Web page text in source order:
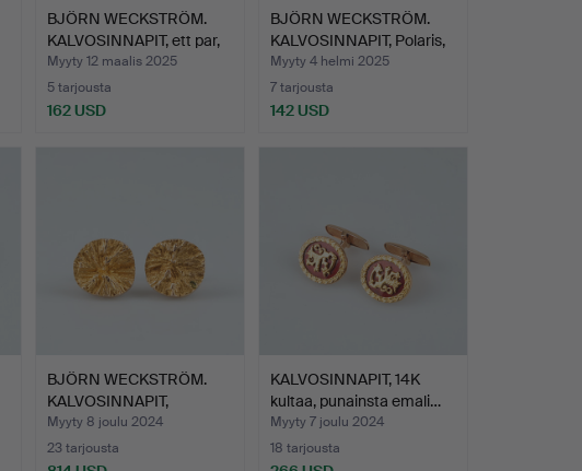
BJÖRN WECKSTRÖM.
KALVOSINNAPIT, ett par,
P…
Myyty 12 maalis 2025
5 tarjousta
162 USD
BJÖRN WECKSTRÖM.
KALVOSINNAPIT, Polaris,
h…
Myyty 4 helmi 2025
7 tarjousta
142 USD
BJÖRN WECKSTRÖM.
KALVOSINNAPIT,
Pirunpyörä…
Myyty 8 joulu 2024
23 tarjousta
KALVOSINNAPIT, 14K
kultaa, punainsta emali…
Myyty 7 joulu 2024
18 tarjousta